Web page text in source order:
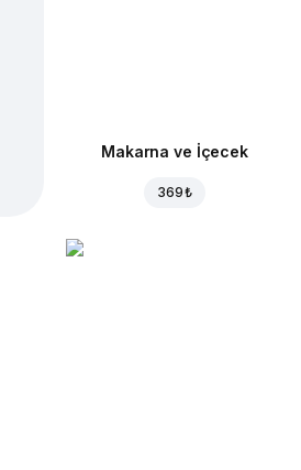
Makarna ve İçecek
369 ₺